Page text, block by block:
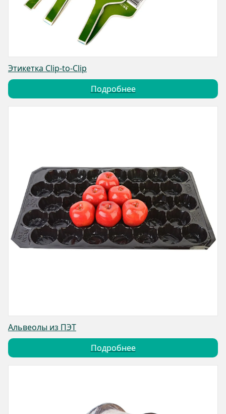
Этикетка Clip-to-Clip
Подробнее
Альвеолы из ПЭТ
Подробнее